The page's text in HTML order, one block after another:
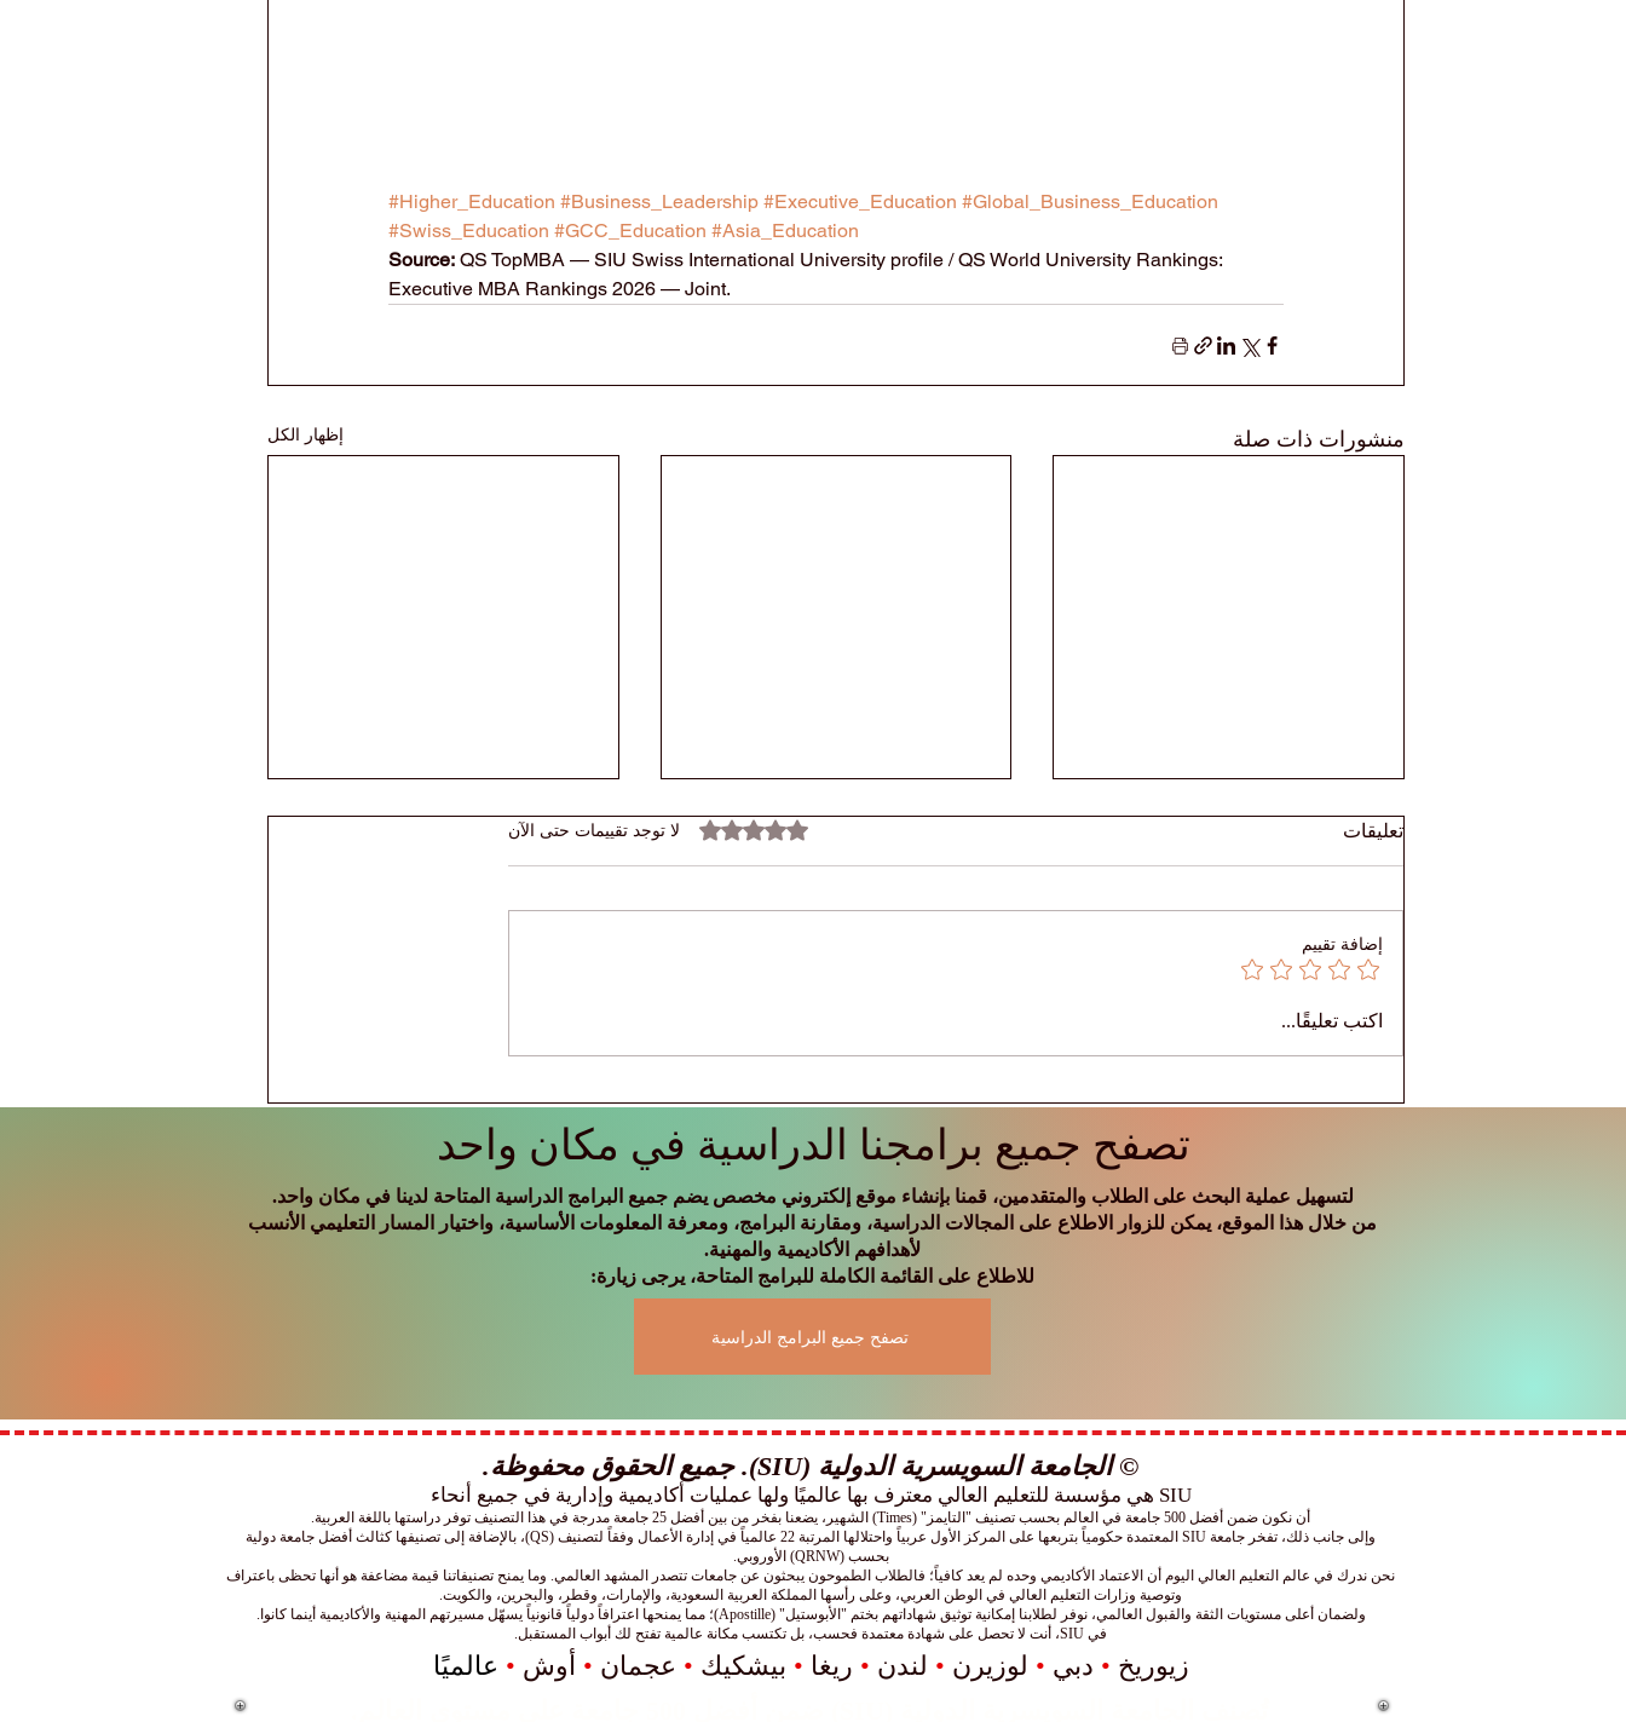
#Higher_Education #Business_Leadership #Executive_Education #Global_Business_Education
#Swiss_Education #GCC_Education #Asia_Education
Source: QS TopMBA — SIU Swiss International University profile / QS World University Rankings:
Executive MBA Rankings 2026 — Joint.
منشورات ذات صلة إظهار الكل
🎓 تعرّفوا على ريم — تعلّم بلا
حدود
مرتفعة: ماذا يعني عصر المال
والاقتصاد العالمي؟
تعليقات تم التقييم بـ 0 من أصل 5 نجوم. لا توجد تقييمات حتى الآن
إضافة تقييم
اكتب تعليقًا...
تصفح جميع برامجنا الدراسية في مكان واحد
لتسهيل عملية البحث على الطلاب والمتقدمين، قمنا بإنشاء موقع إلكتروني مخصص يضم جميع البرامج الدراسية المتاحة لدينا في مكان واحد.
من خلال هذا الموقع، يمكن للزوار الاطلاع على المجالات الدراسية، ومقارنة البرامج، ومعرفة المعلومات الأساسية، واختيار المسار التعليمي الأنسب
لأهدافهم الأكاديمية والمهنية.
للاطلاع على القائمة الكاملة للبرامج المتاحة، يرجى زيارة:
تصفح جميع البرامج الدراسية
© الجامعة السويسرية الدولية (SIU). جميع الحقوق محفوظة.
SIU هي مؤسسة للتعليم العالي معترف بها عالميًا ولها عمليات أكاديمية وإدارية في جميع أنحاء
أن نكون ضمن أفضل 500 جامعة في العالم بحسب تصنيف "التايمز" (Times) الشهير، يضعنا بفخر من بين أفضل 25 جامعة مدرجة في هذا التصنيف توفر دراستها باللغة العربية.
وإلى جانب ذلك، تفخر جامعة SIU المعتمدة حكومياً بتربعها على المركز الأول عربياً واحتلالها المرتبة 22 عالمياً في إدارة الأعمال وفقاً لتصنيف (QS)، بالإضافة إلى تصنيفها كثالث أفضل جامعة دولية
بحسب (QRNW) الأوروبي.
نحن ندرك في عالم التعليم العالي اليوم أن الاعتماد الأكاديمي وحده لم يعد كافياً؛ فالطلاب الطموحون يبحثون عن جامعات تتصدر المشهد العالمي. وما يمنح تصنيفاتنا قيمة مضاعفة هو أنها تحظى باعتراف
وتوصية وزارات التعليم العالي في الوطن العربي، وعلى رأسها المملكة العربية السعودية، والإمارات، وقطر، والبحرين، والكويت.
ولضمان أعلى مستويات الثقة والقبول العالمي، نوفر لطلابنا إمكانية توثيق شهاداتهم بختم "الأبوستيل" (Apostille)؛ مما يمنحها اعترافاً دولياً قانونياً يسهّل مسيرتهم المهنية والأكاديمية أينما كانوا.
في SIU، أنت لا تحصل على شهادة معتمدة فحسب، بل تكتسب مكانة عالمية تفتح لك أبواب المستقبل.
زيوريخ • دبي • لوزيرن • لندن • ريغا • بيشكيك • عجمان • أوش • عالميًا